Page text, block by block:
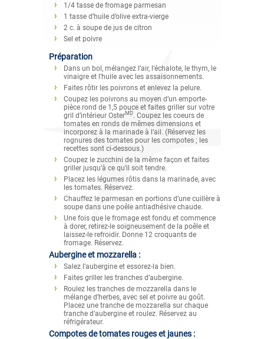
1/4 tasse de fromage parmesan
1 tasse d’huile d’olive extra-vierge
2 c. à soupe de jus de citron
Sel et poivre
Préparation
Dans un bol, mélangez l’air, l’échalote, le thym, le
vinaigre et l’huile avec les assaisonnements.
Faites rôtir les poivrons et enlevez la pelure.
Coupez les poivrons au moyen d’un emporte-
pièce rond de 1,5 pouce et faites griller sur votre
gril d’intérieur OsterMD. Coupez les coeurs de
tomates en ronds de mêmes dimensions et
incorporez à la marinade à l’ail. (Réservez les
rognures des tomates pour les compotes ; les
recettes sont ci-dessous.)
Coupez le zucchini de la même façon et faites
griller jusqu’à ce qu’il soit tendre.
Placez les légumes rôtis dans la marinade, avec
les tomates. Réservez.
Chauffez le parmesan en portions d’une cuillère à
soupe dans une poêle antiadhésive chaude.
Une fois que le fromage est fondu et commence
à dorer, retirez-le soigneusement de la poêle et
laissez-le refroidir. Donne 12 croquants de
fromage. Réservez.
Aubergine et mozzarella :
Salez l’aubergine et essorez-la bien.
Faites griller les tranches d’aubergine.
Roulez les tranches de mozzarella dans le
mélange d’herbes, avec sel et poivre au goût.
Placez une tranche de mozzarella sur chaque
tranche d’aubergine et roulez. Réservez au
réfrigérateur.
Compotes de tomates rouges et jaunes :